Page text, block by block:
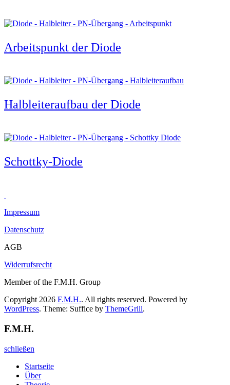
Arbeitspunkt der Diode
Halbleiteraufbau der Diode
Schottky-Diode
Impressum
Datenschutz
AGB
Widerrufsrecht
Member of the F.M.H. Group
Copyright 2026 F.M.H.. All rights reserved. Powered by
WordPress. Theme: Suffice by ThemeGrill.
F.M.H.
schließen
Startseite
Über